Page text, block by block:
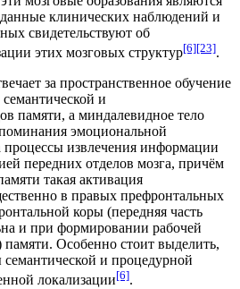
данные клинических наблюдений и
свидетельствуют об
этих мозговых структур[6][23].
за пространственное обучение
и
памяти, а миндалевидное тело
эмоциональной
извлечения информации
передних отделов мозга, причём
такая активация
в правых префронтальных
коры (передняя часть
и при формировании рабочей
Особенно стоит выделить,
и процедурной
локализации[6].